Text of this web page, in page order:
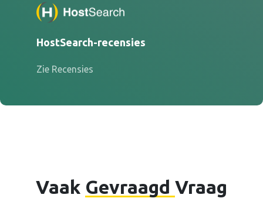
HostSearch-recensies
Zie Recensies
Vaak Gevraagd Vraag